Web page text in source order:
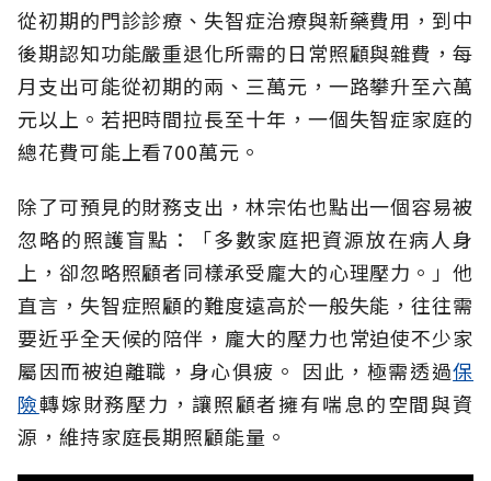
從初期的門診診療、失智症治療與新藥費用，到中
後期認知功能嚴重退化所需的日常照顧與雜費，每
月支出可能從初期的兩、三萬元，一路攀升至六萬
元以上。若把時間拉長至十年，一個失智症家庭的
總花費可能上看700萬元。
除了可預見的財務支出，林宗佑也點出一個容易被
忽略的照護盲點：「多數家庭把資源放在病人身
上，卻忽略照顧者同樣承受龐大的心理壓力。」他
直言，失智症照顧的難度遠高於一般失能，往往需
要近乎全天候的陪伴，龐大的壓力也常迫使不少家
屬因而被迫離職，身心俱疲。 因此，極需透過保
險轉嫁財務壓力，讓照顧者擁有喘息的空間與資
源，維持家庭長期照顧能量。